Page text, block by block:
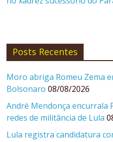
Posts Recentes
Moro abriga Romeu Zema
Bolsonaro 08/08/2026
André Mendonça encurrala
redes de militância de Lula
Lula registra candidatura